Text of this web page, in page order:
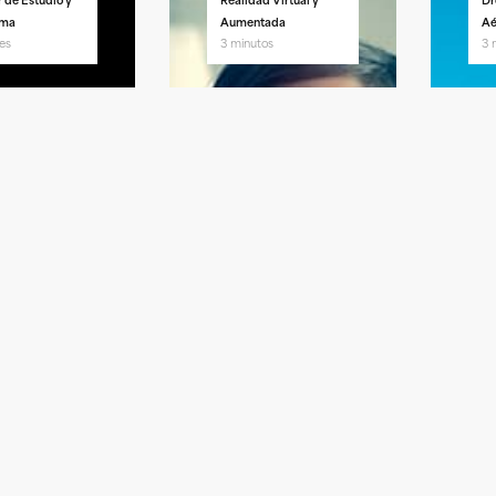
Aumentada
3 minutos
3